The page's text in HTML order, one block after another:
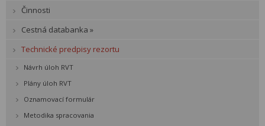
Činnosti
Cestná databanka »
Technické predpisy rezortu
Návrh úloh RVT
Plány úloh RVT
Oznamovací formulár
Metodika spracovania